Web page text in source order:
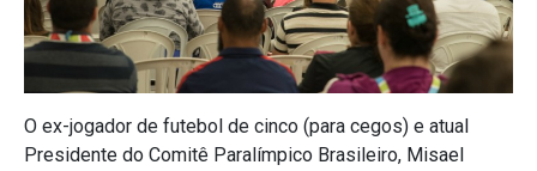
O ex-jogador de futebol de cinco (para cegos) e atual
Presidente do Comitê Paralímpico Brasileiro, Misael